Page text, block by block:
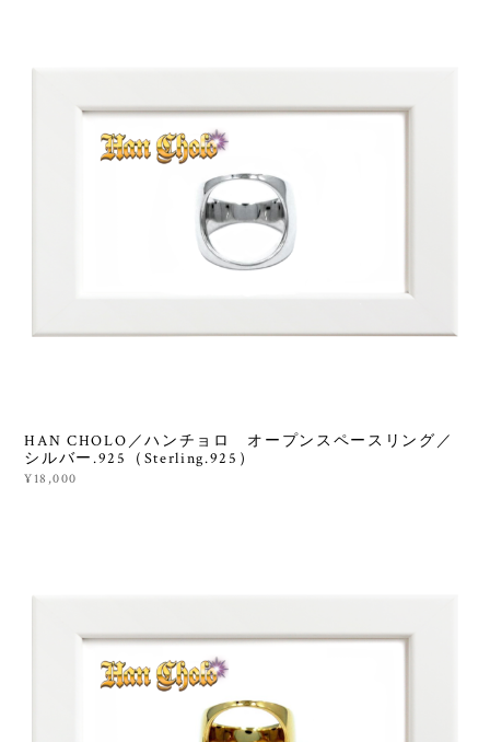
HAN CHOLO／ハンチョロ オープンスペースリング／
シルバー.925（Sterling.925）
¥18,000